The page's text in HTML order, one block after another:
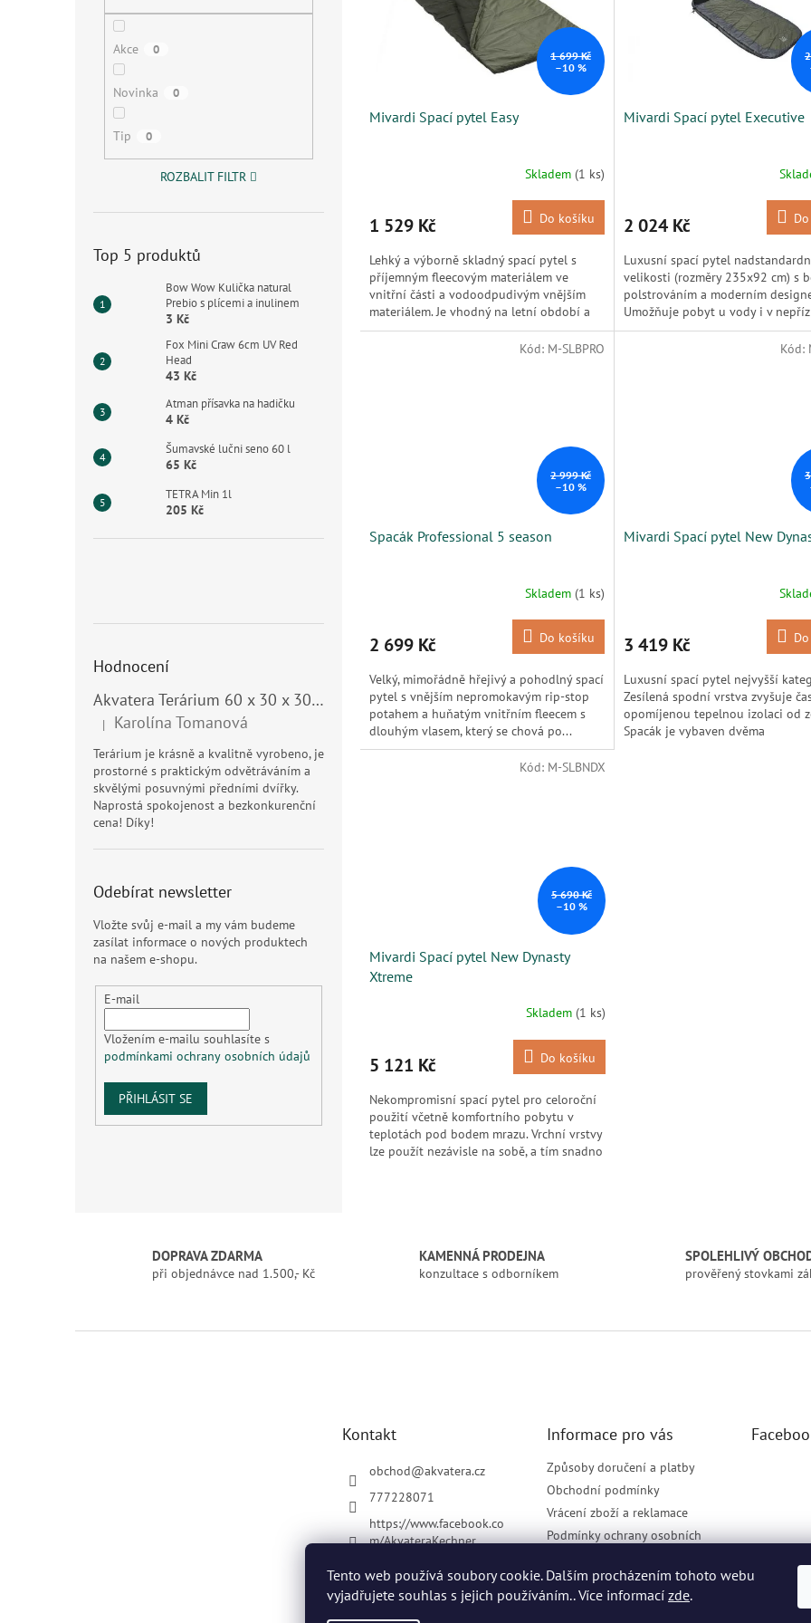
Tento web používá soubory cookie. Dalším procházením tohoto webu
vyjadřujete souhlas s jejich používáním.. Více informací zde.
Akce 0
Novinka 0
Tip 0
ROZBALIT FILTR
Top 5 produktů
Bow Wow Kulička natural
Prebio s plícemi a inulinem
3 Kč
Fox Mini Craw 6cm UV Red
Head
43 Kč
Atman přísavka na hadičku
4 Kč
Šumavské lučni seno 60 l
65 Kč
TETRA Min 1l
205 Kč
Hodnocení
Akvatera Terárium 60 x 30 x 30 cm, 54 litrů
Hodnocení produktu je 5 z 5 hvězdiček.
| Karolína Tomanová
Terárium je krásně a kvalitně vyrobeno, je
prostorné s praktickým odvětráváním a
skvělými posuvnými předními dvířky.
Naprostá spokojenost a bezkonkurenční
cena! Díky!
Odebírat newsletter
Vložte svůj e-mail a my vám budeme
zasílat informace o nových produktech
na našem e-shopu.
E-mail
Vložením e-mailu souhlasíte s
podmínkami ochrany osobních údajů
PŘIHLÁSIT SE
1 699 Kč
–10 %
Mivardi Spací pytel Easy
Skladem (1 ks)
1 529 Kč Do košíku
Lehký a výborně skladný spací pytel s
příjemným fleecovým materiálem ve
vnitřní části a vodoodpudivým vnějším
materiálem. Je vhodný na letní období a
na občasné nocování u vody....
Mivardi Spací pytel Executive
2 024 Kč
Luxusní spací pytel
velikosti (rozměry 235x92 cm) s
polstrováním a moderním
Umožňuje pobyt u vody i v
teplotních podmínkách....
2 999 Kč
–10 %
Spacák Professional 5 season
Skladem (1 ks)
2 699 Kč Do košíku
Velký, mimořádně hřejivý a pohodlný spací
pytel s vnějším nepromokavým rip‑stop
potahem a huňatým vnitřním fleecem s
dlouhým vlasem, který se chová po...
Kód: M-SLBPRO
Mivardi Spací pytel New
3 419 Kč
Luxusní spací pytel nejvyšší
Zesílená spodní vrstva zvyšuje
opomíjenou tepelnou izolaci od
Spacák je vybaven dvěma
Kód:
5 690 Kč
–10 %
Mivardi Spací pytel New Dynasty
Xtreme
Skladem (1 ks)
5 121 Kč Do košíku
Nekompromisní spací pytel pro celoroční
použití včetně komfortního pobytu v
teplotách pod bodem mrazu. Vrchní vrstvy
lze použít nezávisle na sobě, a tím snadno
Kód: M-SLBNDX
d
a
p
DOPRAVA ZDARMA
při objednávce nad 1.500,- Kč
KAMENNÁ PRODEJNA
konzultace s odborníkem
SPOLEHLIVÝ
prověřený stovkami
Kontakt
obchod@akvatera.cz
777228071
https://www.facebook.co
m/AkvateraKechner
Informace pro vás
Způsoby doručení a platby
Obchodní podmínky
Vrácení zboží a reklamace
Podmínky ochrany osobních
Elektronická evidence tržeb